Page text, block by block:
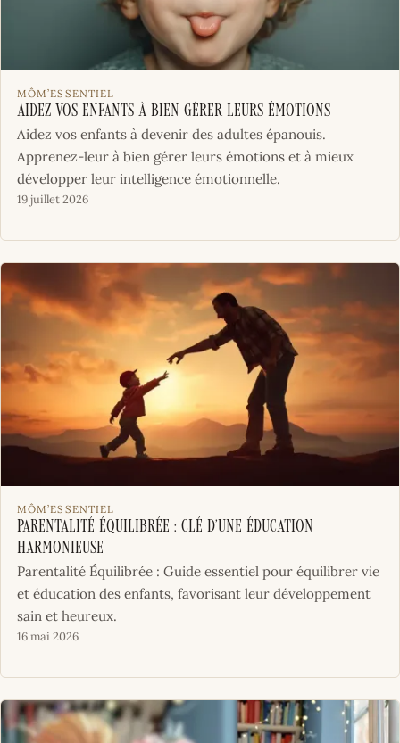
MÔM’ESSENTIEL
Aidez vos enfants à bien gérer leurs émotions
Aidez vos enfants à devenir des adultes épanouis.
Apprenez-leur à bien gérer leurs émotions et à mieux
développer leur intelligence émotionnelle.
19 juillet 2026
MÔM’ESSENTIEL
Parentalité Équilibrée : Clé d’une Éducation
Harmonieuse
Parentalité Équilibrée : Guide essentiel pour équilibrer vie
et éducation des enfants, favorisant leur développement
sain et heureux.
16 mai 2026